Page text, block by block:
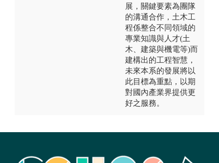
展，關鍵要素為團隊
的溝通合作，土木工
程係整合不同領域的
專業知識與人才(土
木、建築與機電等)而
建構出的工程智慧，
未來本系的發展將以
此目標為重點，以期
對國內產業界提供更
好之服務。